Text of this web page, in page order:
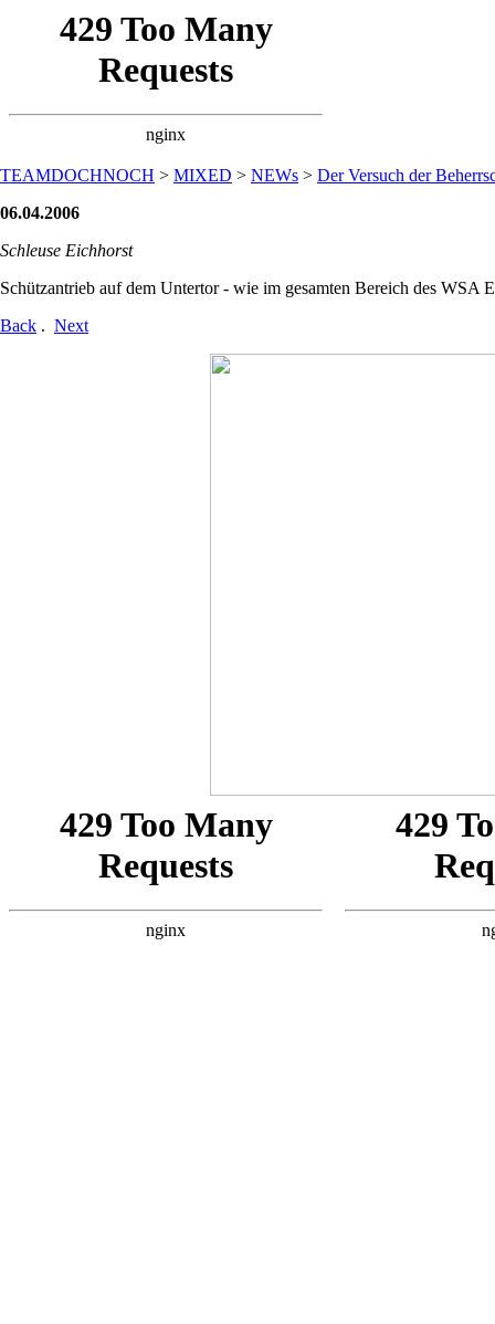
TEAMDOCHNOCH > MIXED > NEWs > Der Versuch der
06.04.2006
Schleuse Eichhorst
Schützantrieb auf dem Untertor - wie im gesamten Bereich des WSA
Back . Next